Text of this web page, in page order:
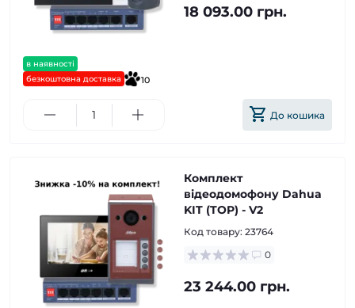
в наявності
безкоштовна доставка
10
18 093.00 грн.
До кошика
Комплект
відеодомофону Dahua
KIT (TOP) - V2
Код товару: 23764
0
23 244.00 грн.